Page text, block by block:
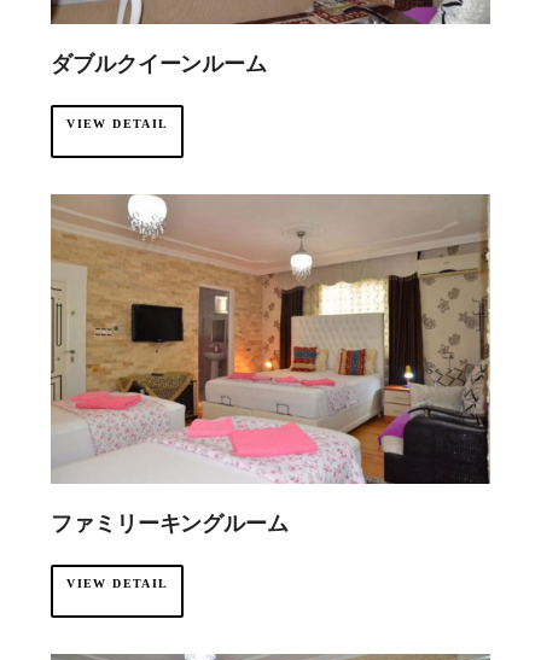
ダブルクイーンルーム
VIEW DETAIL
ファミリーキングルーム
VIEW DETAIL